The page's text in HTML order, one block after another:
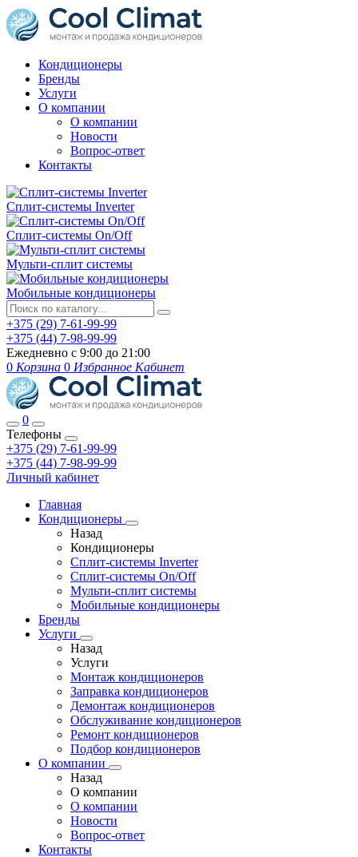
Кондиционеры
Бренды
Услуги
О компании
О компании
Новости
Вопрос-ответ
Контакты
Сплит-системы Inverter
Сплит-системы On/Off
Мульти-сплит системы
Мобильные кондиционеры
+375 (29) 7-61-99-99
+375 (44) 7-98-99-99
Ежедневно с 9:00 до 21:00
0 Корзина 0 Избранное Кабинет
0
Телефоны
+375 (29) 7-61-99-99
+375 (44) 7-98-99-99
Личный кабинет
Главная
Кондиционеры
Назад
Кондиционеры
Сплит-системы Inverter
Сплит-системы On/Off
Мульти-сплит системы
Мобильные кондиционеры
Бренды
Услуги
Назад
Услуги
Монтаж кондиционеров
Заправка кондиционеров
Демонтаж кондиционеров
Обслуживание кондиционеров
Ремонт кондиционеров
Подбор кондиционеров
О компании
Назад
О компании
О компании
Новости
Вопрос-ответ
Контакты